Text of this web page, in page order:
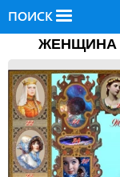
ПОИСК
ЖЕНЩИНА